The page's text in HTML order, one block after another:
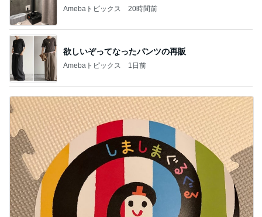
Amebaトピックス 20時間前
欲しいぞってなったパンツの再販
Amebaトピックス 1日前